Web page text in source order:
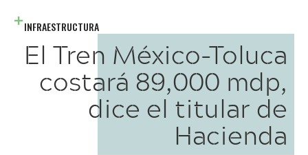
INFRAESTRUCTURA
El Tren México-Toluca
costará 89,000 mdp,
dice el titular de
Hacienda